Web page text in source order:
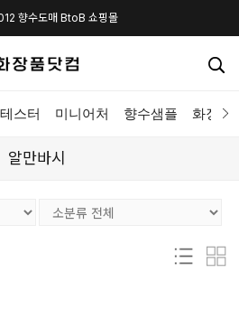
향수도매 BtoB 쇼핑몰
테스터 미니어처 향수샘플 화장품
알만바시